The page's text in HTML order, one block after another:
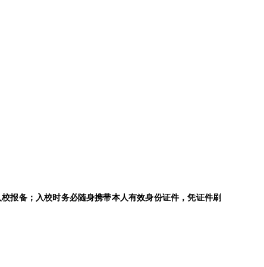
报备；入校时务必随身携带本人有效身份证件，凭证件刷